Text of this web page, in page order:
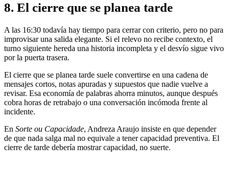
8. El cierre que se planea tarde
A las 16:30 todavía hay tiempo para cerrar con criterio, pero no para
improvisar una salida elegante. Si el relevo no recibe contexto, el
turno siguiente hereda una historia incompleta y el desvío sigue vivo
por la puerta trasera.
El cierre que se planea tarde suele convertirse en una cadena de
mensajes cortos, notas apuradas y supuestos que nadie vuelve a
revisar. Esa economía de palabras ahorra minutos, aunque después
cobra horas de retrabajo o una conversación incómoda frente al
incidente.
En Sorte ou Capacidade, Andreza Araujo insiste en que depender
de que nada salga mal no equivale a tener capacidad preventiva. El
cierre de tarde debería mostrar capacidad, no suerte.